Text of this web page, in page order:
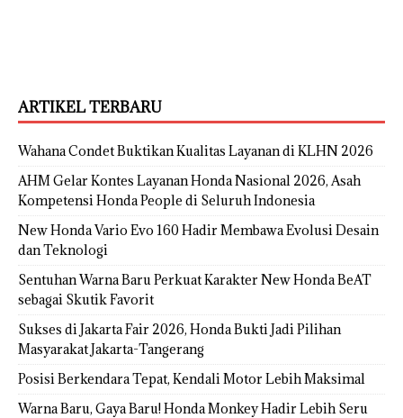
ARTIKEL TERBARU
Wahana Condet Buktikan Kualitas Layanan di KLHN 2026
AHM Gelar Kontes Layanan Honda Nasional 2026, Asah
Kompetensi Honda People di Seluruh Indonesia
New Honda Vario Evo 160 Hadir Membawa Evolusi Desain
dan Teknologi
Sentuhan Warna Baru Perkuat Karakter New Honda BeAT
sebagai Skutik Favorit
Sukses di Jakarta Fair 2026, Honda Bukti Jadi Pilihan
Masyarakat Jakarta-Tangerang
Posisi Berkendara Tepat, Kendali Motor Lebih Maksimal
Warna Baru, Gaya Baru! Honda Monkey Hadir Lebih Seru